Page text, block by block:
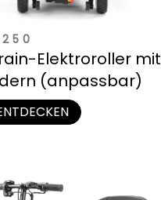
Elektroroller mit
(anpassbar)